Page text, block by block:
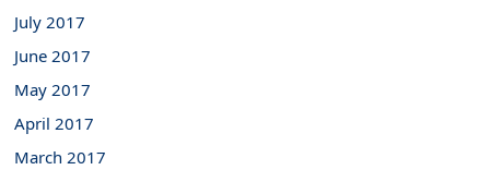
July 2017
June 2017
May 2017
April 2017
March 2017